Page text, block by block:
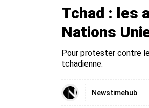
Tchad : les
Nations
Pour protester contre
tchadienne.
Newstimehub